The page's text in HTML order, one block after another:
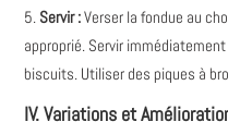
Servir :Verser la fondue au
approprié. Servir
biscuits. Utiliser des piques à
IV. Variations et